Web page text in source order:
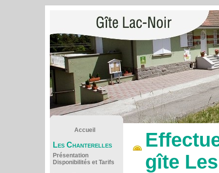
Accueil
Les Chanterelles
Présentation
Disponibilités et Tarifs
gîte